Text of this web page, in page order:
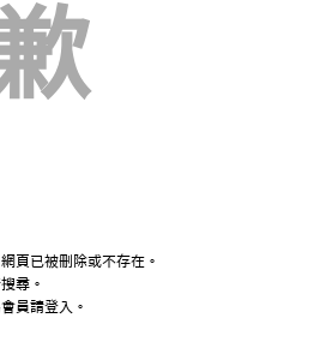
頁已被刪除或不存在。
尋。
員請登入。